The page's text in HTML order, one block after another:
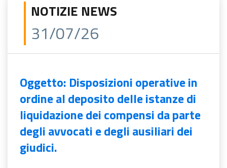
NOTIZIE NEWS
31/07/26
Oggetto: Disposizioni operative in
ordine al deposito delle istanze di
liquidazione dei compensi da parte
degli avvocati e degli ausiliari dei
giudici.